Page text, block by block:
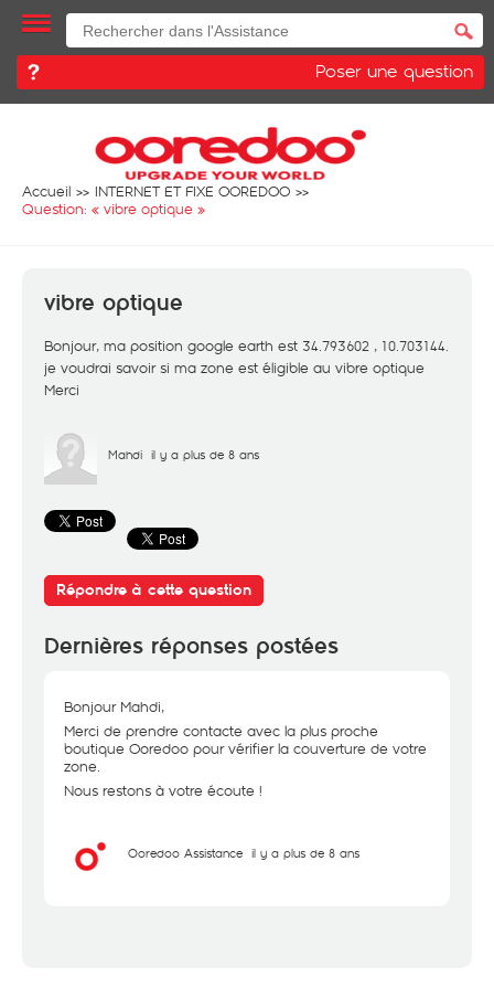
Poser une question
Accueil
INTERNET ET FIXE OOREDOO
Question: « vibre optique »
vibre optique
Bonjour, ma position google earth est 34.793602 , 10.703144.
je voudrai savoir si ma zone est éligible au vibre optique
Merci
Mahdi il y a plus de 8 ans
Répondre à cette question
Dernières réponses postées
Bonjour Mahdi,
Merci de prendre contacte avec la plus proche
boutique Ooredoo pour vérifier la couverture de votre
zone.
Nous restons à votre écoute !
Ooredoo Assistance il y a plus de 8 ans